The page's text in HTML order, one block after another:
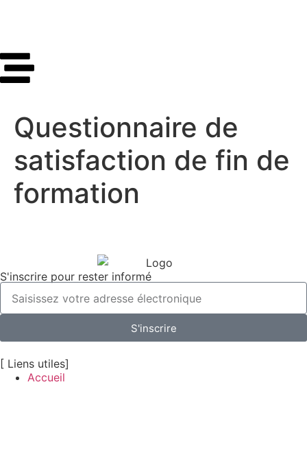
Questionnaire de
satisfaction de fin de
formation
S'inscrire pour rester informé
S'inscrire
[ Liens utiles]
Accueil